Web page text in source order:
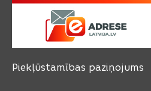
Piekļūstamības paziņojums